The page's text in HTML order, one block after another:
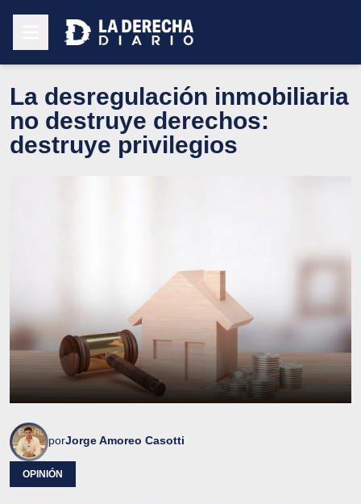
La desregulación inmobiliaria
no destruye derechos:
destruye privilegios
porJorge Amoreo Casotti
OPINIÓN